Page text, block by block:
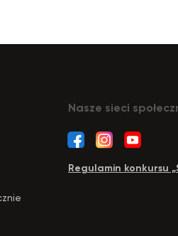
Regulamin konkursu
Nasze sieci